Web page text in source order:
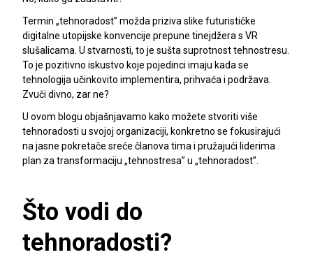
Termin „tehnoradost” možda priziva slike futurističke
digitalne utopijske konvencije prepune tinejdžera s VR
slušalicama. U stvarnosti, to je sušta suprotnost tehnostresu.
To je pozitivno iskustvo koje pojedinci imaju kada se
tehnologija učinkovito implementira, prihvaća i podržava.
Zvuči divno, zar ne?
U ovom blogu objašnjavamo kako možete stvoriti više
tehnoradosti u svojoj organizaciji, konkretno se fokusirajući
na jasne pokretače sreće članova tima i pružajući liderima
plan za transformaciju „tehnostresa” u „tehnoradost”.
Što vodi do
tehnoradosti?